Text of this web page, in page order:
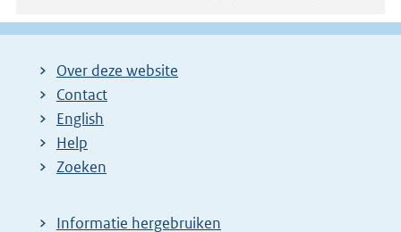
Over deze website
Contact
English
Help
Zoeken
Informatie hergebruiken